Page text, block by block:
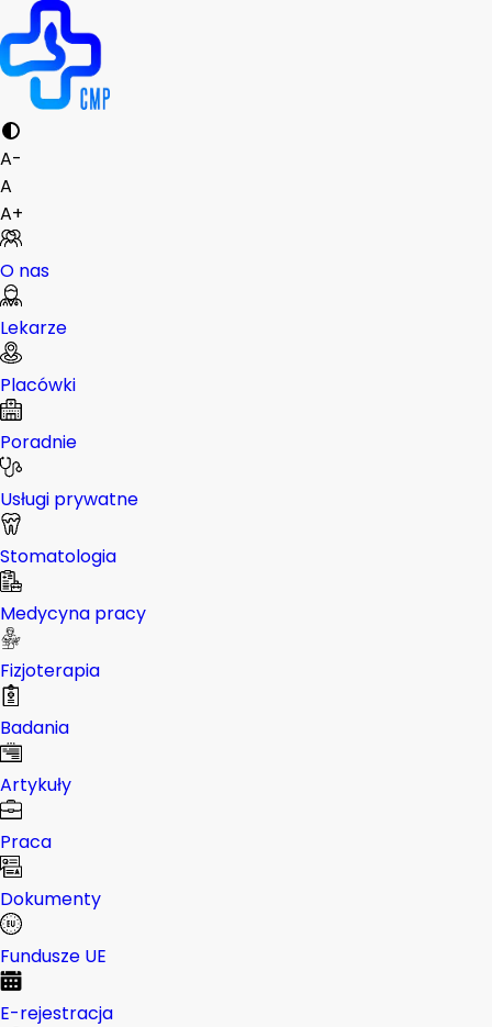
A-
A
A+
O nas
Lekarze
Placówki
Poradnie
Usługi prywatne
Stomatologia
Medycyna pracy
Fizjoterapia
Badania
Artykuły
Praca
Dokumenty
Fundusze UE
E-rejestracja